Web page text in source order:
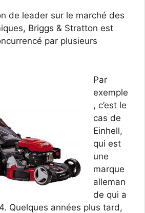
de leader sur le marché des
Briggs & Stratton est
par plusieurs
Par
exemple
, c’est le
cas de
Einhell,
qui est
une
marque
alleman
de qui a
Quelques années plus tard,